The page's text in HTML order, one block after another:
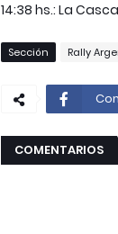
14:38 hs.: La
Sección Rally
COMENTARIOS